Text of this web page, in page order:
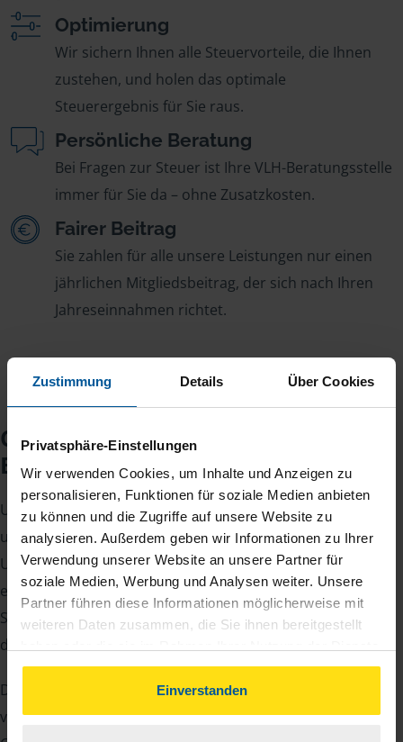
Zustimmung Details Über Cookies
Privatsphäre-Einstellungen
Wir verwenden Cookies, um Inhalte und Anzeigen zu
personalisieren, Funktionen für soziale Medien anbieten
zu können und die Zugriffe auf unsere Website zu
analysieren. Außerdem geben wir Informationen zu Ihrer
Verwendung unserer Website an unsere Partner für
soziale Medien, Werbung und Analysen weiter. Unsere
Partner führen diese Informationen möglicherweise mit
weiteren Daten zusammen, die Sie ihnen bereitgestellt
gesammelt haben. Indem Sie auf Einverstanden klicken,
können Sie der Verwendung von Cookies, gemäß
unserer
Einverstanden
Optimierung
Wir sichern Ihnen alle Steuervorteile, die Ihnen
zustehen, und holen das optimale
Steuerergebnis für Sie raus.
Persönliche Beratung
Bei Fragen zur Steuer ist Ihre VLH-Beratungsstelle
immer für Sie da – ohne Zusatzkosten.
Fairer Beitrag
Sie zahlen für alle unsere Leistungen nur einen
jährlichen Mitgliedsbeitrag, der sich nach Ihren
Jahreseinnahmen richtet.
Checkliste für Ihr
Beratungsgespräch
Um Ihre Steuererklärung erstellen zu können, benötigen
unsere Beraterinnen und Berater eine Reihe von
Unterlagen von Ihnen. Dazu gehört beispielsweise die
elektronische Lohnsteuerbescheinigung, Ihre
Steueridentifikationsnummer, der Rentenbescheid oder
die Bescheinigung über das Kindergeld.
Damit Sie sich gut vorbereiten können und keinen der
vielen Nachweise vergessen, stellen wir Ihnen hier eine